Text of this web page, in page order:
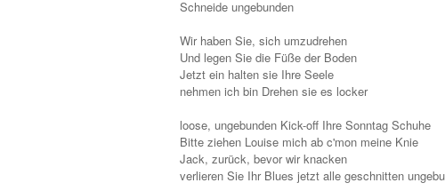
Schneide ungebunden
Wir haben Sie, sich umzudrehen
Und legen Sie die Füße der Boden
Jetzt ein halten sie Ihre Seele
nehmen ich bin Drehen sie es locker
loose, ungebunden Kick-off Ihre Sonntag Schuhe
Bitte ziehen Louise mich ab c'mon meine Knie
Jack, zurück, bevor wir knacken
verlieren Sie Ihr Blues jetzt alle geschnitten